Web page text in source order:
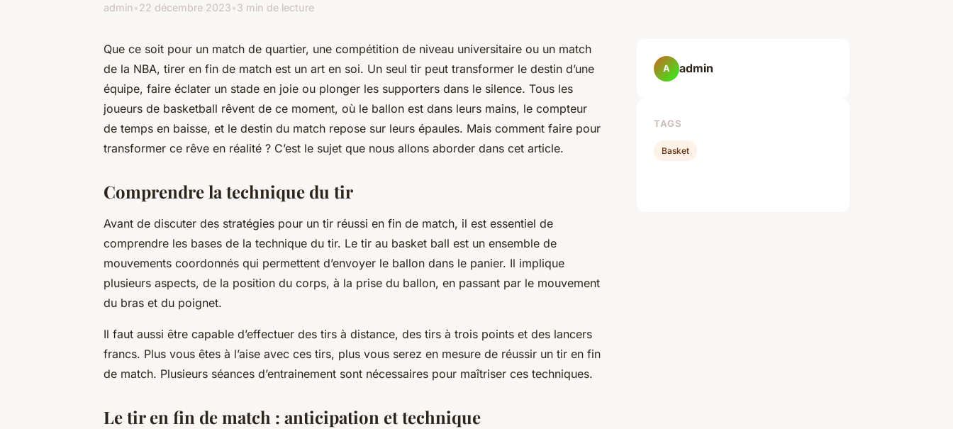
admin•22 décembre 2023•3 min de lecture
Que ce soit pour un match de quartier, une compétition de niveau universitaire ou un match
de la NBA, tirer en fin de match est un art en soi. Un seul tir peut transformer le destin d’une
équipe, faire éclater un stade en joie ou plonger les supporters dans le silence. Tous les
joueurs de basketball rêvent de ce moment, où le ballon est dans leurs mains, le compteur
de temps en baisse, et le destin du match repose sur leurs épaules. Mais comment faire pour
transformer ce rêve en réalité ? C’est le sujet que nous allons aborder dans cet article.
Comprendre la technique du tir
Avant de discuter des stratégies pour un tir réussi en fin de match, il est essentiel de
comprendre les bases de la technique du tir. Le tir au basket ball est un ensemble de
mouvements coordonnés qui permettent d’envoyer le ballon dans le panier. Il implique
plusieurs aspects, de la position du corps, à la prise du ballon, en passant par le mouvement
du bras et du poignet.
Il faut aussi être capable d’effectuer des tirs à distance, des tirs à trois points et des lancers
francs. Plus vous êtes à l’aise avec ces tirs, plus vous serez en mesure de réussir un tir en fin
de match. Plusieurs séances d’entrainement sont nécessaires pour maîtriser ces techniques.
Le tir en fin de match : anticipation et technique
A admin
TAGS
Basket